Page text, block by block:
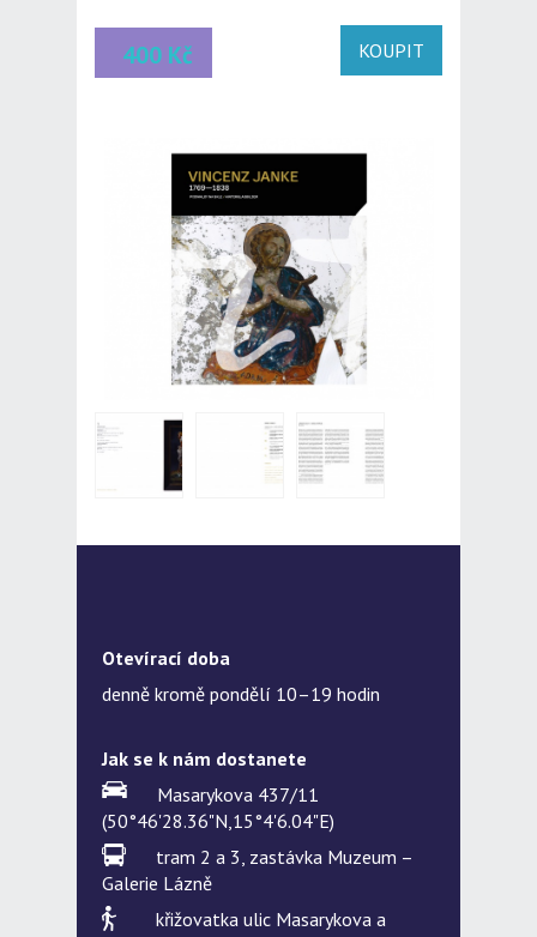
400 Kč KOUPIT
Otevírací doba
denně kromě pondělí 10–19 hodin
Jak se k nám dostanete
Masarykova 437/11
(50°46'28.36"N,15°4'6.04"E)
tram 2 a 3, zastávka Muzeum –
Galerie Lázně
křižovatka ulic Masarykova a